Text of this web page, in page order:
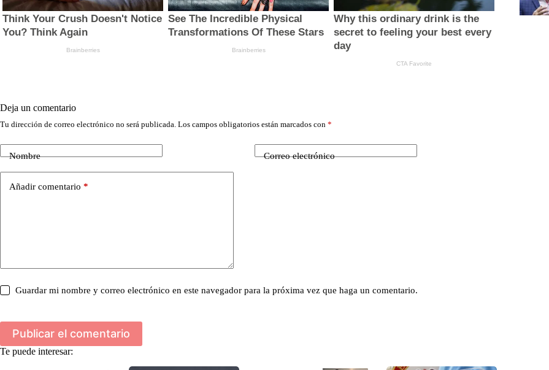
Deja un comentario
Tu dirección de correo electrónico no será publicada. Los campos obligatorios están marcados con *
Nombre Correo electrónico
Añadir comentario *
Guardar mi nombre y correo electrónico en este navegador para la próxima vez que haga un comentario.
Publicar el comentario
Te puede interesar: